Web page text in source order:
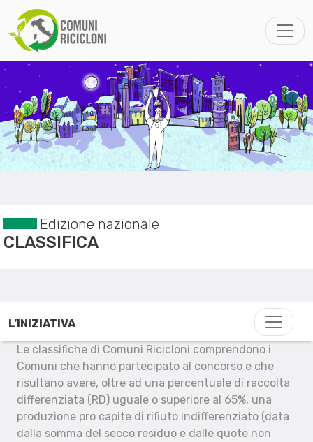
Edizione nazionale
CLASSIFICA
L’INIZIATIVA
Le classifiche di Comuni Ricicloni comprendono i
Comuni che hanno partecipato al concorso e che
risultano avere, oltre ad una percentuale di raccolta
differenziata (RD) uguale o superiore al 65%, una
produzione pro capite di rifiuto indifferenziato (data
dalla somma del secco residuo e dalle quote non